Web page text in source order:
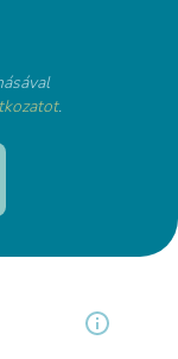
.